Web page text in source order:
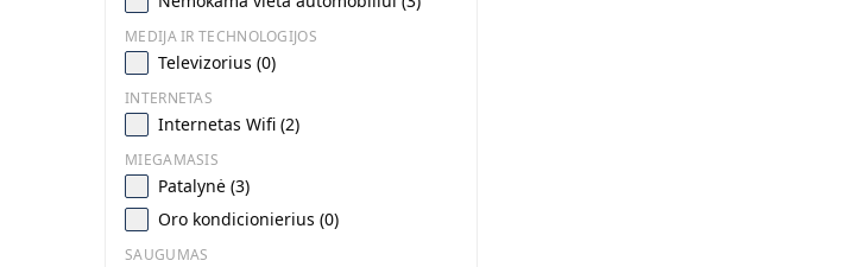
MEDIJA IR TECHNOLOGIJOS
Televizorius (0)
INTERNETAS
Internetas Wifi (2)
MIEGAMASIS
Patalynė (3)
Oro kondicionierius (0)
SAUGUMAS